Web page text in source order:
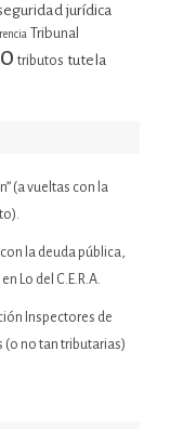
jurídica
Tribunal
tributos tutela
(a vueltas con la
la deuda pública,
en Lo del C.E.R.A.
Inspectores de
(o no tan tributarias)